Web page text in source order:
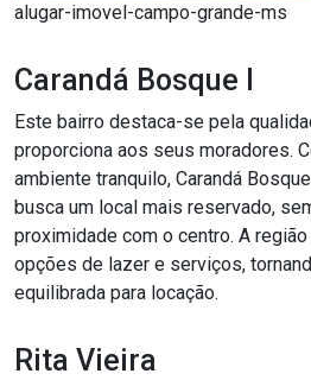
alugar-imovel-campo-grande-ms
Carandá Bosque I
Este bairro destaca-se pela
proporciona aos seus moradores.
ambiente tranquilo, Carandá
busca um local mais reservado,
proximidade com o centro. A
opções de lazer e serviços,
equilibrada para locação.
Rita Vieira